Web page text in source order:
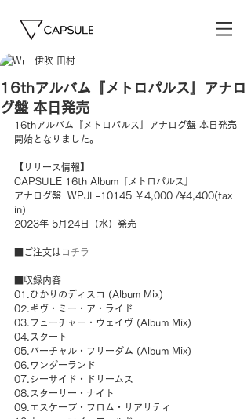
16thアルバム『メトロパルス』アナロ
グ盤 本日発売
伊吹 田村
16thアルバム『メトロパルス』アナログ盤 本日発売
開始となりました。
【リリース情報】
CAPSULE 16th Album『メトロパルス』
アナログ盤  WPJL-10145 ￥4,000 /¥4,400(tax
in)
2023年 5月24日（水）発売
■ご注文は コチラ
■収録内容
01.ひかりのディスコ (Album Mix)
02.ギヴ・ミー・ア・ライド
03.フューチャー・ウェイヴ (Album Mix)
04.スタート
05.バーチャル・フリーダム (Album Mix)
06.ワンダーランド
07.シーサイド・ドリームス
08.スターリー・ナイト
09.エスケープ・フロム・リアリティ